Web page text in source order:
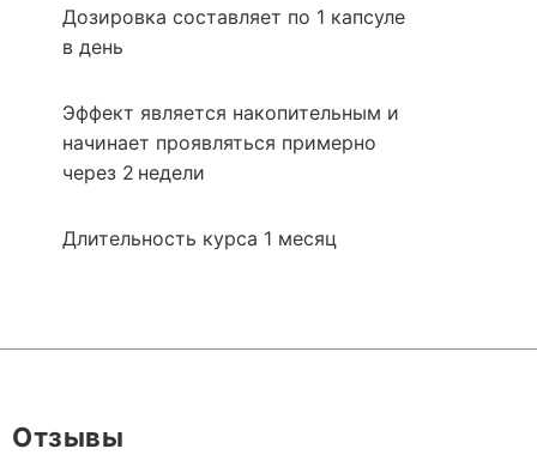
Дозировка составляет по 1 капсуле
в день
Эффект является накопительным и
начинает проявляться примерно
через 2 недели
Длительность курса 1 месяц
Отзывы